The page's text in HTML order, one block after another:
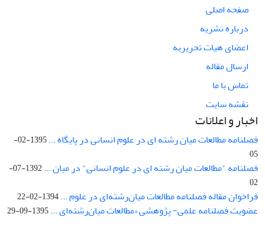
صفحه اصلی
درباره نشریه
اعضای هیات تحریریه
ارسال مقاله
تماس با ما
نقشه سایت
اخبار و اعلانات
فصلنامه مطالعات میان رشته ای در علوم انسانی در پایگاه ...
1395-02-
05
فصلنامه "مطالعات میان رشته ای در علوم انسانی" در میان ...
1392-07-
02
فراخوان مقاله فصلنامه مطالعات میان‌رشته‌ای در علوم ...1394-02-22
عضویت فصلنامه علمی- پژوهشی «مطالعات میان‌رشته‌ای ...1395-09-29